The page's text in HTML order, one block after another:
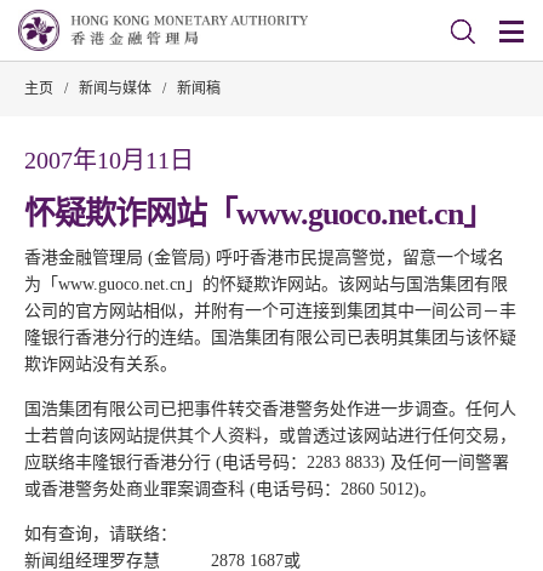
主页 / 新闻与媒体 / 新闻稿
2007年10月11日
怀疑欺诈网站「www.guoco.net.cn」
香港金融管理局 (金管局) 呼吁香港市民提高警觉，留意一个域名
为「www.guoco.net.cn」的怀疑欺诈网站。该网站与国浩集团有限
公司的官方网站相似，并附有一个可连接到集团其中一间公司－丰
隆银行香港分行的连结。国浩集团有限公司已表明其集团与该怀疑
欺诈网站没有关系。
国浩集团有限公司已把事件转交香港警务处作进一步调查。任何人
士若曾向该网站提供其个人资料，或曾透过该网站进行任何交易，
应联络丰隆银行香港分行 (电话号码：2283 8833) 及任何一间警署
或香港警务处商业罪案调查科 (电话号码：2860 5012)。
如有查询，请联络：
新闻组经理罗存慧 2878 1687或